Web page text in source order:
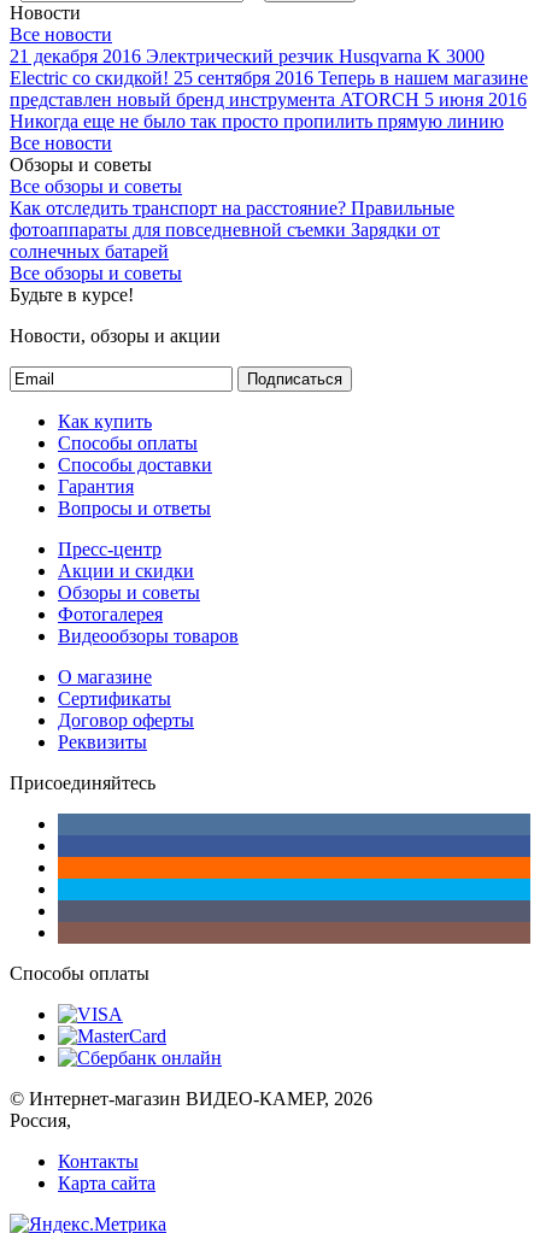
Новости
Все новости
21 декабря 2016 Электрический резчик Husqvarna K 3000
Electric со скидкой! 25 сентября 2016 Теперь в нашем магазине
представлен новый бренд инструмента ATORCH 5 июня 2016
Никогда еще не было так просто пропилить прямую линию
Все новости
Обзоры и советы
Все обзоры и советы
Как отследить транспорт на расстояние? Правильные
фотоаппараты для повседневной съемки Зарядки от
солнечных батарей
Все обзоры и советы
Будьте в курсе!
Новости, обзоры и акции
Подписаться
Как купить
Способы оплаты
Способы доставки
Гарантия
Вопросы и ответы
Пресс-центр
Акции и скидки
Обзоры и советы
Фотогалерея
Видеообзоры товаров
О магазине
Сертификаты
Договор оферты
Реквизиты
Присоединяйтесь
Способы оплаты
© Интернет-магазин ВИДЕО-КАМЕР, 2026
Россия,
Контакты
Карта сайта